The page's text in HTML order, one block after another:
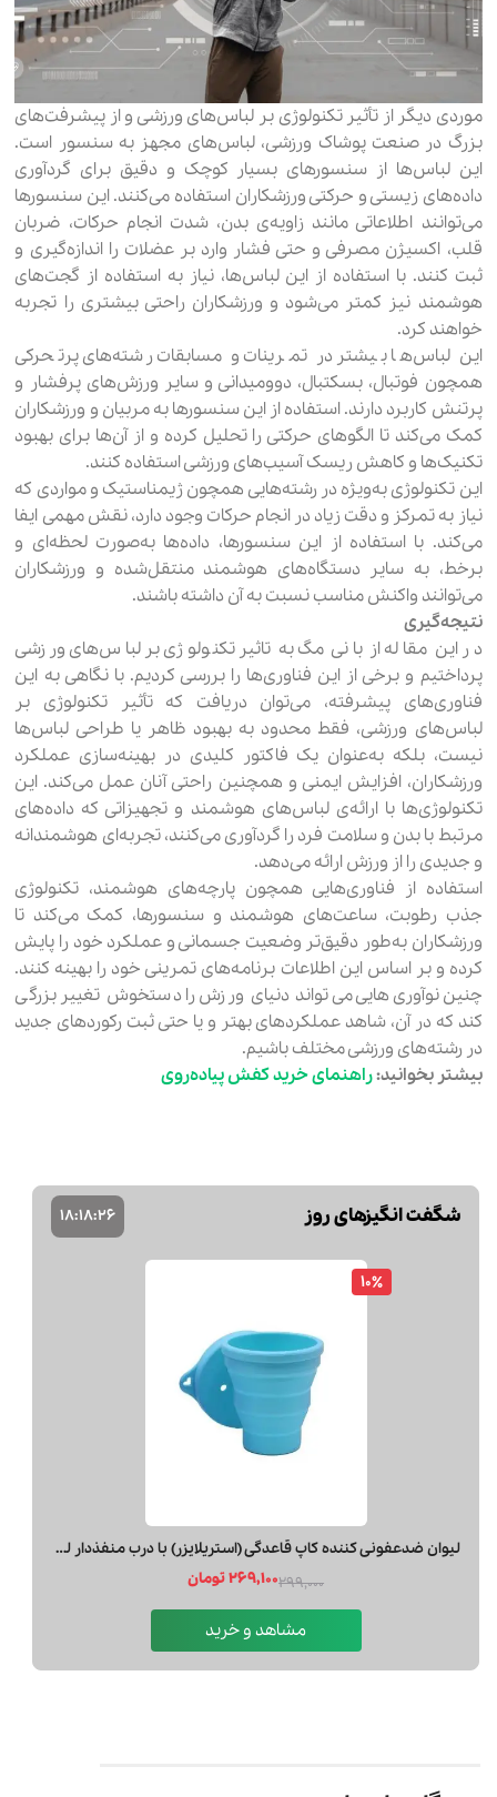
موردی دیگر از تأثیر تکنولوژی بر لباس‌های ورزشی و از پیشرفت‌های
بزرگ در صنعت پوشاک ورزشی، لباس‌های مجهز به سنسور است.
این لباس‌ها از سنسورهای بسیار کوچک و دقیق برای گردآوری
داده‌های زیستی و حرکتی ورزشکاران استفاده می‌کنند. این سنسورها
می‌توانند اطلاعاتی مانند زاویه‌ی بدن، شدت انجام حرکات، ضربان
قلب، اکسیژن مصرفی و حتی فشار وارد بر عضلات را اندازه‌گیری و
ثبت کنند. با استفاده از این لباس‌ها، نیاز به استفاده از گجت‌های
هوشمند نیز کمتر می‌شود و ورزشکاران راحتی بیشتری را تجربه
خواهند کرد.
این لباس‌ها بیشتر در تمرینات و مسابقات رشته‌های پرتحرکی
همچون فوتبال، بسکتبال، دوومیدانی و سایر ورزش‌های پرفشار و
پرتنش کاربرد دارند. استفاده از این سنسورها به مربیان و ورزشکاران
کمک می‌کند تا الگوهای حرکتی را تحلیل کرده و از آن‌ها برای بهبود
تکنیک‌ها و کاهش ریسک آسیب‌های ورزشی استفاده کنند.
این تکنولوژی به‌ویژه در رشته‌هایی همچون ژیمناستیک و مواردی که
نیاز به تمرکز و دقت زیاد در انجام حرکات وجود دارد، نقش مهمی ایفا
می‌کند. با استفاده از این سنسورها، داده‌ها به‌صورت لحظه‌ای و
برخط، به سایر دستگاه‌های هوشمند منتقل‌شده و ورزشکاران
می‌توانند واکنش مناسب نسبت به آن داشته باشند.
نتیجه‌گیری
در این مقاله از بانی مگ به تاثیر تکنولوژی بر لباس‌های ورزشی
پرداختیم و برخی از این فناوری‌ها را بررسی کردیم. با نگاهی به این
فناوری‌های پیشرفته، می‌توان دریافت که تأثیر تکنولوژی بر
لباس‌های ورزشی، فقط محدود به بهبود ظاهر یا طراحی لباس‌ها
نیست، بلکه به‌عنوان یک فاکتور کلیدی در بهینه‌سازی عملکرد
ورزشکاران، افزایش ایمنی و همچنین راحتی آنان عمل می‌کند. این
تکنولوژی‌ها با ارائه‌ی لباس‌های هوشمند و تجهیزاتی که داده‌های
مرتبط با بدن و سلامت فرد را گردآوری می‌کنند، تجربه‌ای هوشمندانه
و جدیدی را از ورزش ارائه می‌دهد.
استفاده از فناوری‌هایی همچون پارچه‌های هوشمند، تکنولوژی
جذب رطوبت، ساعت‌های هوشمند و سنسورها، کمک می‌کند تا
ورزشکاران به‌طور دقیق‌تر وضعیت جسمانی و عملکرد خود را پایش
کرده و بر اساس این اطلاعات برنامه‌های تمرینی خود را بهینه کنند.
چنین نوآوری‌هایی می‌تواند دنیای ورزش را دستخوش تغییر بزرگی
کند که در آن، شاهد عملکردهای بهتر و یا حتی ثبت رکوردهای جدید
در رشته‌های ورزشی مختلف باشیم.
بیشتر بخوانید:راهنمای خرید کفش پیاده‌روی
شگفت انگیزهای روز 18:18:25
24٪
کراس بادی فیرو پلاس Firo Plus کد BG-7566
مشاهد و خرید